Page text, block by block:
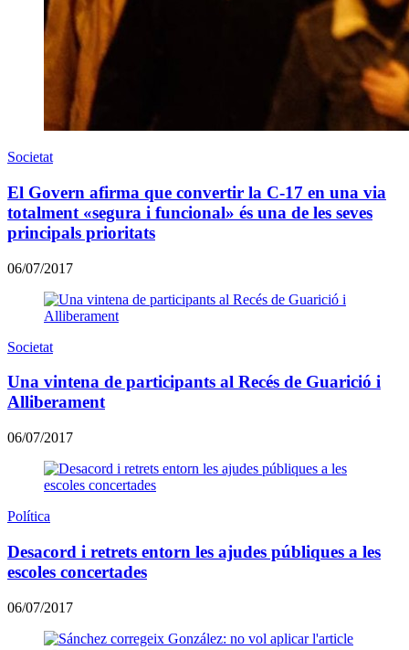
Societat
El Govern afirma que convertir la C-17 en una via
totalment «segura i funcional» és una de les seves
principals prioritats
06/07/2017
Societat
Una vintena de participants al Recés de Guarició i
Alliberament
06/07/2017
Política
Desacord i retrets entorn les ajudes públiques a les
escoles concertades
06/07/2017